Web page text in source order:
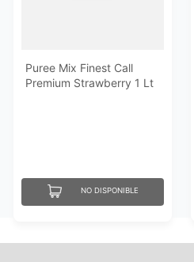
Puree Mix Finest Call
Premium Strawberry 1 Lt
NO DISPONIBLE